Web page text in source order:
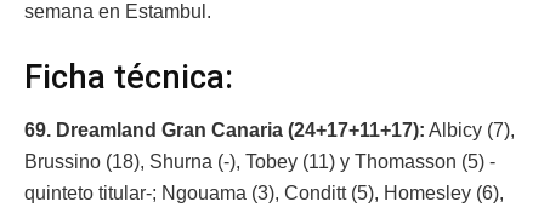
semana en Estambul.
Ficha técnica:
69. Dreamland Gran Canaria (24+17+11+17): Albicy (7),
Brussino (18), Shurna (-), Tobey (11) y Thomasson (5) -
quinteto titular-; Ngouama (3), Conditt (5), Homesley (6),